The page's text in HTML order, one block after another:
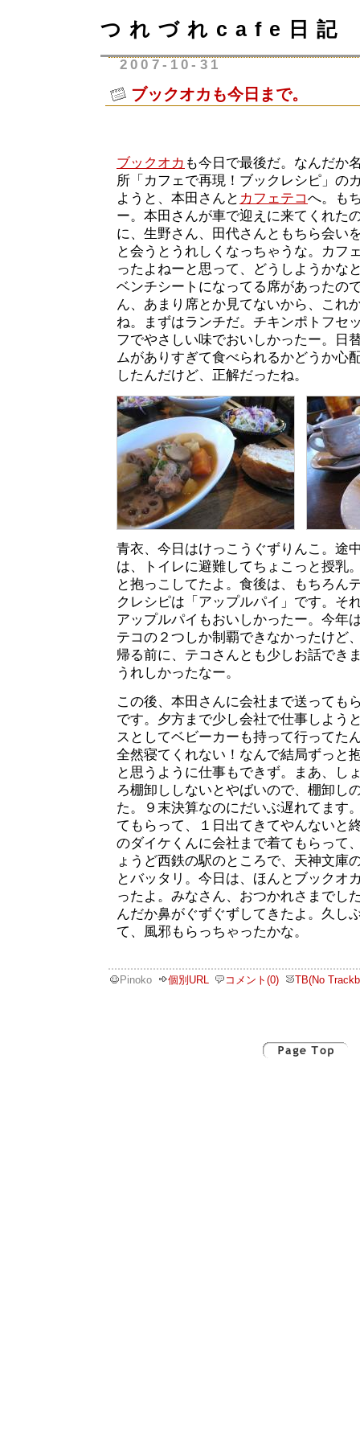
つれづれcafe日記
2007-10-31
ブックオカも今日まで。
ブックオカ も今日で最後だ。なんだか
所「カフェで再現！ブックレシピ」の
ようと、本田さんと カフェテコへ。も
ー。本田さんが車で迎えに来てくれた
に、生野さん、田代さんともちら会い
と会うとうれしくなっちゃうな。カフ
ったよねーと思って、どうしようかな
ベンチシートになってる席があったの
ん、あまり席とか見てないから、これ
ね。まずはランチだ。チキンポトフセ
フでやさしい味でおいしかったー。日
ムがありすぎて食べられるかどうか心
したんだけど、正解だったね。
青衣、今日はけっこうぐずりんこ。途
は、トイレに避難してちょこっと授乳
と抱っこしてたよ。食後は、もちろん
クレシピは「アップルパイ」です。そ
アップルパイもおいしかったー。今年
テコの２つしか制覇できなかったけど
帰る前に、テコさんとも少しお話でき
うれしかったなー。
この後、本田さんに会社まで送っても
です。夕方まで少し会社で仕事しよう
スとしてベビーカーも持って行ってた
全然寝てくれない！なんで結局ずっと
と思うように仕事もできず。まあ、し
ろ棚卸ししないとやばいので、棚卸し
た。９末決算なのにだいぶ遅れてます
てもらって、１日出てきてやんないと
のダイケくんに会社まで着てもらって
ょうど西鉄の駅のところで、天神文庫
とバッタリ。今日は、ほんとブックオ
ったよ。みなさん、おつかれさまでし
んだか鼻がぐずぐずしてきたよ。久し
て、風邪もらっちゃったかな。
Pinoko 個別URL コメント(0) TB(No